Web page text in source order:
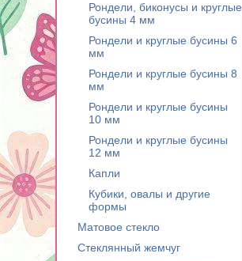
Рондели, биконусы и круглые
бусины 4 мм
Рондели и круглые бусины 6
мм
Рондели и круглые бусины 8
мм
Рондели и круглые бусины
10 мм
Рондели и круглые бусины
12 мм
Капли
Кубики, овалы и другие
формы
Матовое стекло
Стеклянный жемчуг